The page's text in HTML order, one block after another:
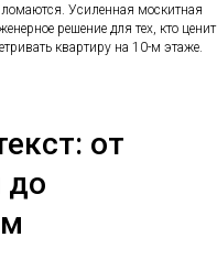
Усиленная москитная
решение для тех, кто ценит
квартиру на 10-м этаже.
от
до